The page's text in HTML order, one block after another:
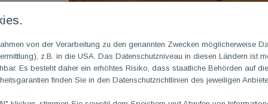
von der Verarbeitung zu den genannten Zwecken möglicherweise
z.B. in die USA. Das Datenschutzniveau in diesen Ländern ist
Es besteht daher ein erhöhtes Risiko, dass staatliche Behörden auf
finden Sie in den Datenschutzrichtlinien des jeweiligen